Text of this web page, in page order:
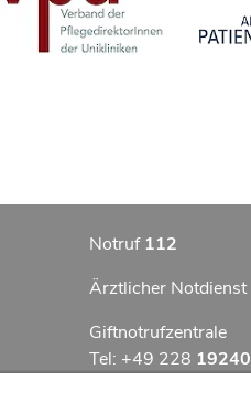
Notruf 112
Ärztlicher Notdienst
Giftnotrufzentrale
Tel: +49 228 19240